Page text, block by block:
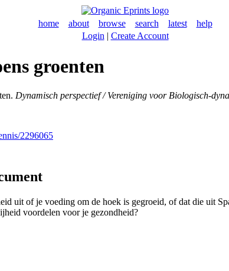
home about browse search latest
help
Login | Create Account
groenten
Dynamisch perspectief / Vereniging voor Biologisch-
2296065
uit of je voeding om de hoek is gegroeid, of dat die uit
voordelen voor je gezondheid?